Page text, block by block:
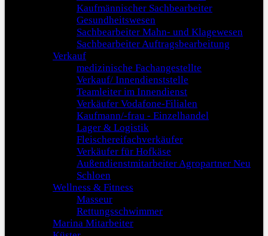
Kaufmännischer Sachbearbeiter
Gesundheitswesen
Sachbearbeiter Mahn- und Klagewesen
Sachbearbeiter Auftragsbearbeitung
Verkauf
medizinische Fachangestellte
Verkauf/ Innendienststelle
Teamleiter im Innendienst
Verkäufer Vodafone-Filialen
Kaufmann/-frau - Einzelhandel
Lager & Logistik
Fleischereifachverkäufer
Verkäufer für Hofkäse
Außendienstmitarbeiter Agropartner Neu
Schloen
Wellness & Fitness
Masseur
Rettungsschwimmer
Marina Mitarbeiter